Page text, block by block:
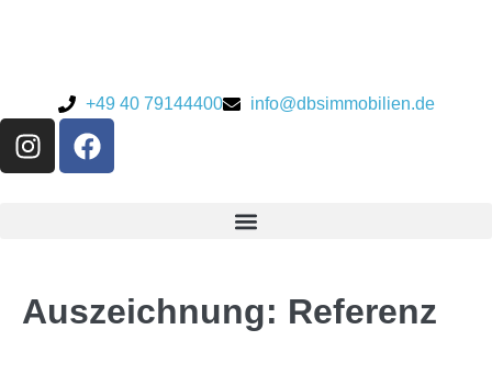
+49 40 79144400 info@dbsimmobilien.de
Auszeichnung: Referenz